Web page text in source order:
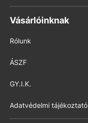
Vásárlóinknak
Rólunk
ÁSZF
GY.I.K.
Adatvédelmi tájékoztató